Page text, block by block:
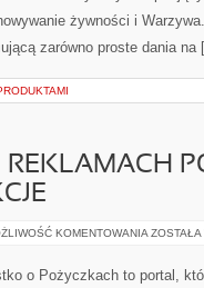
żywności i
zarówno proste dania
KOMENTOWANIA ETYKA
ZOSTAŁA
o Pożyczkach to portal,